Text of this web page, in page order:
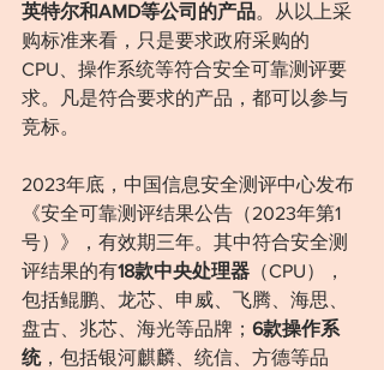
英特尔和AMD等公司的产品。从以上采
购标准来看，只是要求政府采购的
CPU、操作系统等符合安全可靠测评要
求。凡是符合要求的产品，都可以参与
竞标。
2023年底，中国信息安全测评中心发布
《安全可靠测评结果公告（2023年第1
号）》，有效期三年。其中符合安全测
评结果的有18款中央处理器 （CPU），
包括鲲鹏、龙芯、申威、飞腾、海思、
盘古、兆芯、海光等品牌； 6款操作系
统，包括银河麒麟、统信、方德等品